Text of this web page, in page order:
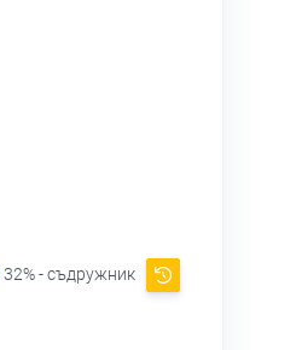
32% - съдружник